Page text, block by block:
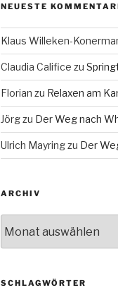
NEUESTE
Klaus Willeken-
Claudia Califice zu
Florian zu Relaxen am
Jörgzu Der Weg nach
Ulrich Mayringzu Der
ARCHIV
SCHLAGWÖRTER